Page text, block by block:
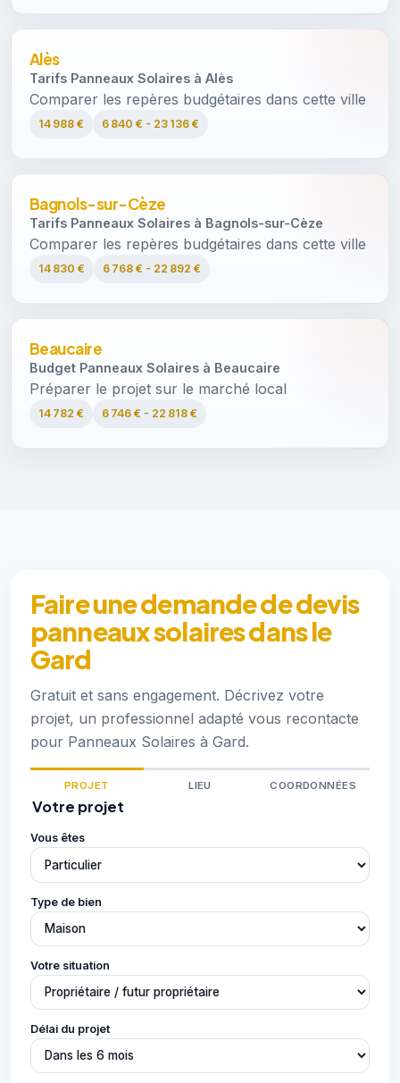
Alès
Tarifs Panneaux Solaires à Alès
Comparer les repères budgétaires dans cette ville
14 988 € 6 840 € - 23 136 €
Bagnols-sur-Cèze
Tarifs Panneaux Solaires à Bagnols-sur-Cèze
Comparer les repères budgétaires dans cette ville
14 830 € 6 768 € - 22 892 €
Beaucaire
Budget Panneaux Solaires à Beaucaire
Préparer le projet sur le marché local
14 782 € 6 746 € - 22 818 €
Faire une demande de devis
panneaux solaires dans le
Gard
Gratuit et sans engagement. Décrivez votre
projet, un professionnel adapté vous recontacte
pour Panneaux Solaires à Gard.
PROJET LIEU COORDONNÉES
Votre projet
Vous êtes
Type de bien
Votre situation
Délai du projet